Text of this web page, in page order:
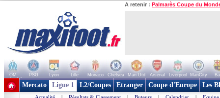
A retenir : Palmarès Coupe du
OM PSG Lyon Lille Monaco Chelsea Man Utd Arsenal Liverpool ManCity
+ de clubs
Mercato Ligue 1 L2/Coupes Etranger Coupe d'Europe Les